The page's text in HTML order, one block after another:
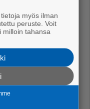
myös ilman
peruste. Voit
milloin tahansa